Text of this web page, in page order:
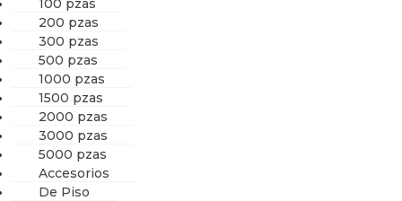
100 pzas
200 pzas
300 pzas
500 pzas
1000 pzas
1500 pzas
2000 pzas
3000 pzas
5000 pzas
Accesorios
De Piso